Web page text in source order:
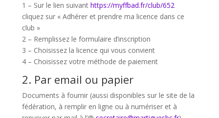
1 – Sur le lien suivant https://myffbad.fr/club/652
cliquez sur « Adhérer et prendre ma licence dans ce
club »
2 – Remplissez le formulaire d’inscription
3 – Choisissez la licence qui vous convient
4 – Choisissez votre méthode de paiement
2. Par email ou papier
Documents à fournir (aussi disponibles sur le site de la
fédération, à remplir en ligne ou à numériser et à